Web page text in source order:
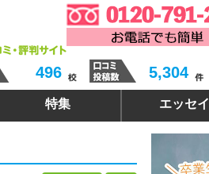
5,304
496
特集 エッセイ